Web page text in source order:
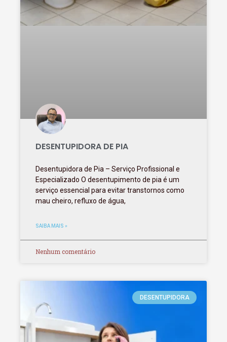
DESENTUPIDORA DE PIA
Desentupidora de Pia – Serviço Profissional e
Especializado O desentupimento de pia é um
serviço essencial para evitar transtornos como
mau cheiro, refluxo de água,
SAIBA MAIS »
Nenhum comentário
DESENTUPIDORA